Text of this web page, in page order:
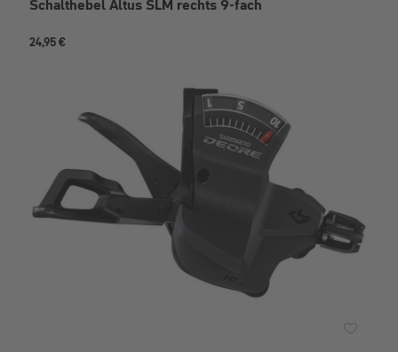
Schalthebel Altus SLM rechts 9-fach
24,95 €